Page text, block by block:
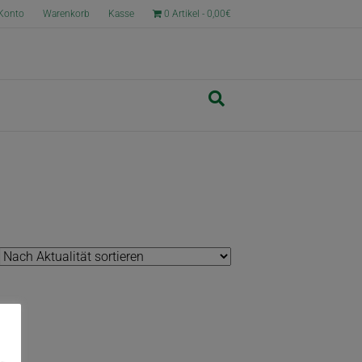
Warenkorb Kasse 0 Artikel 0,00€